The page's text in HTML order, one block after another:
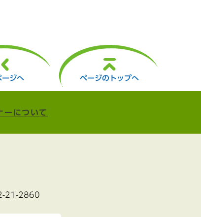
ージへ ページのトップへ
ーについて
21-2860